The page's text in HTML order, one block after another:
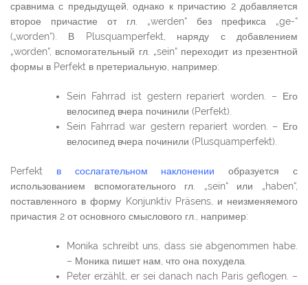
сравнима с предыдущей, однако к причастию 2 добавляется
второе причастие от гл. „werden“ без префикса „ge-“
(„worden“). В Plusquamperfekt, наряду с добавлением
„worden“, вспомогательный гл. „sein“ переходит из презентной
формы в Perfekt в претериальную, например:
Sein Fahrrad ist gestern repariert worden. – Его
велосипед вчера починили (Perfekt).
Sein Fahrrad war gestern repariert worden. – Его
велосипед вчера починили (Plusquamperfekt).
Perfekt в сослагательном наклонении образуется с
использованием вспомогательного гл. „sein“ или „haben“,
поставленного в форму Konjunktiv Präsens, и неизменяемого
причастия 2 от основного смыслового гл., например:
Monika schreibt uns, dass sie abgenommen habe.
– Моника пишет нам, что она похудела.
Peter erzählt, er sei danach nach Paris geflogen. –